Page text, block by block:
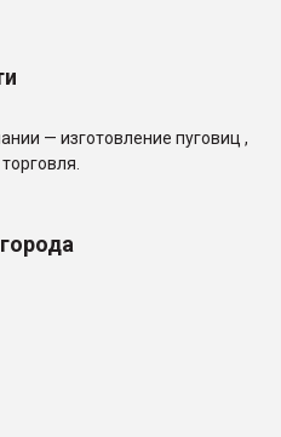
— изготовление пуговиц ,